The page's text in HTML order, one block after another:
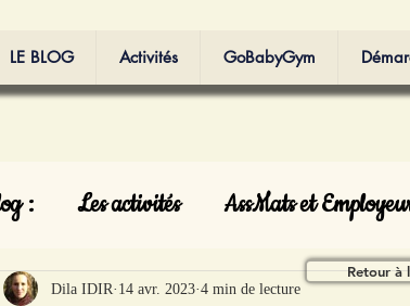
LE BLOG Activités GoBabyGym
: Les activités AssMats et
Dila IDIR 14 avr. 2023 4 min de lecture
Retour à